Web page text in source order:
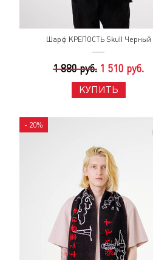
Шарф КРЕПОСТЬ Skull Черный
1 880 руб. 1 510 руб.
КУПИТЬ
- 20%